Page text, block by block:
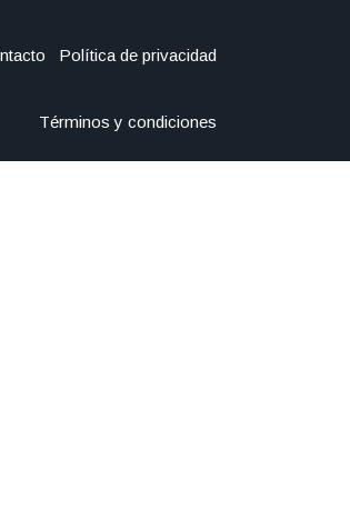
Política de privacidad
Términos y condiciones